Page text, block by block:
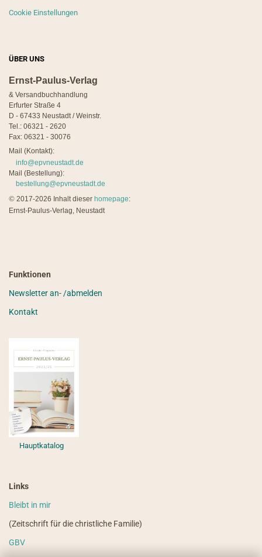
Cookie Einstellungen
ÜBER UNS
Ernst-Paulus-Verlag
& Versandbuchhandlung
Erfurter Straße 4
D - 67433 Neustadt / Weinstr.
Tel.: 06321 - 2620
Fax: 06321 - 30076
Mail (Kontakt):
info@epvneustadt.de
Mail (Bestellung):
bestellung@epvneustadt.de
© 2017-2026 Inhalt dieser homepage:
Ernst-Paulus-Verlag, Neustadt
Funktionen
Newsletter an- /abmelden
Kontakt
Hauptkatalog
Links
Bleibt in mir
(Zeitschrift für die christliche Familie)
GBV